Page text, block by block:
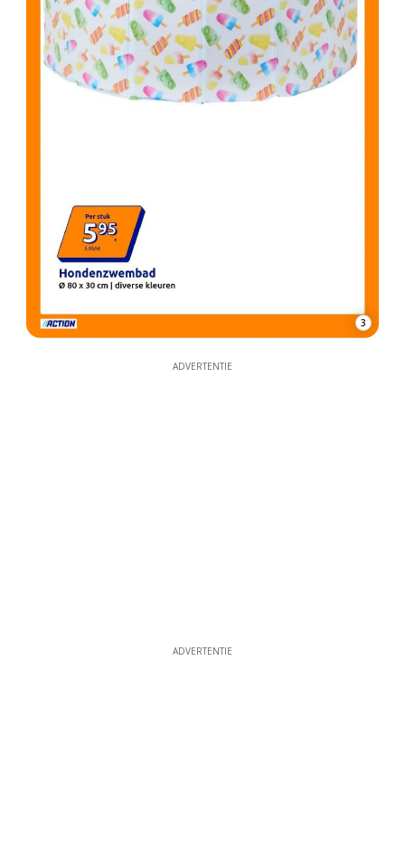
3
ADVERTENTIE
ADVERTENTIE